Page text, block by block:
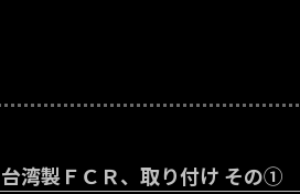
台湾製ＦＣＲ、取り付け その①